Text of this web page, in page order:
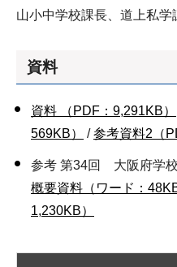
山小中学校課長、道上私
資料
資料 （PDF：9,291KB）
569KB）
/参考資料2（
参考 第34回 大阪府学校
概要資料（ワード：48KB
1,230KB）